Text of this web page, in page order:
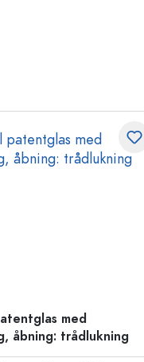
med
åbning: trådlukning